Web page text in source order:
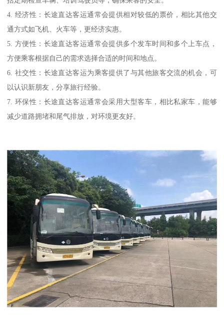
4. 经济性：长途直达客运通常会提供相对较低的票价，相比其他交
通方式如飞机、火车等，更经济实惠。
5. 方便性：长途直达客运通常会提供多个发车时间和多个上车点，
方便乘客根据自己的需求选择合适的时间和地点。
6. 社交性：长途直达客运为乘客提供了与其他旅客交流的机会，可
以认识新朋友，分享旅行经验。
7. 环保性：长途直达客运通常会采用大型客车，相比私家车，能够
减少道路拥堵和尾气排放，对环境更友好。